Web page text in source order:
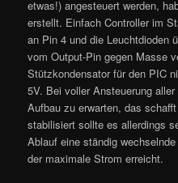
etwas!) angesteuert werden,
erstellt. Einfach Controller im
an Pin 4 und die Leuchtdioden
vom Output-Pin gegen Masse
Stützkondensator für den PIC
5V. Bei voller Ansteuerung
Aufbau zu erwarten, das
stabilisiert sollte es allerdings
Ablauf eine ständig
der maximale Strom erreicht.